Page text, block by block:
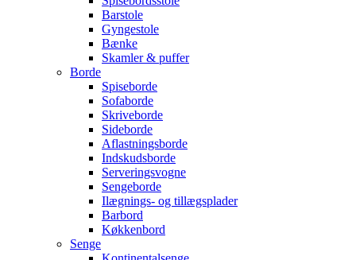
Barstole
Gyngestole
Bænke
Skamler & puffer
Borde
Spiseborde
Sofaborde
Skriveborde
Sideborde
Aflastningsborde
Indskudsborde
Serveringsvogne
Sengeborde
Ilægnings- og tillægsplader
Barbord
Køkkenbord
Senge